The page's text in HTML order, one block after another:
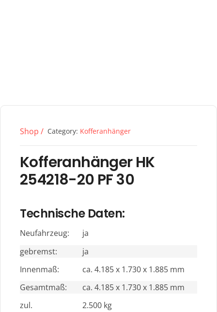
Shop / Category: Kofferanhänger
Kofferanhänger HK
254218-20 PF 30
Technische Daten:
Neufahrzeug:
ja
gebremst:
ja
Innenmaß:
ca. 4.185 x 1.730 x 1.885 mm
Gesamtmaß:
ca. 4.185 x 1.730 x 1.885 mm
zul.
2.500 kg